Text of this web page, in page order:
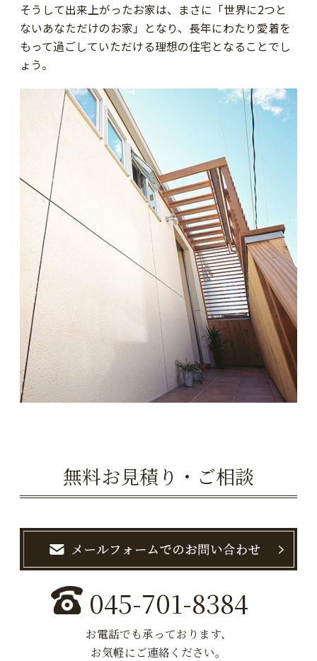
そうして出来上がったお家は、まさに「世界に2つと
ないあなただけのお家」となり、長年にわたり愛着を
もって過ごしていただける理想の住宅となることでし
ょう。
無料お見積り・ご相談
045-701-8384
お電話でも承っております、
お気軽にご連絡ください。